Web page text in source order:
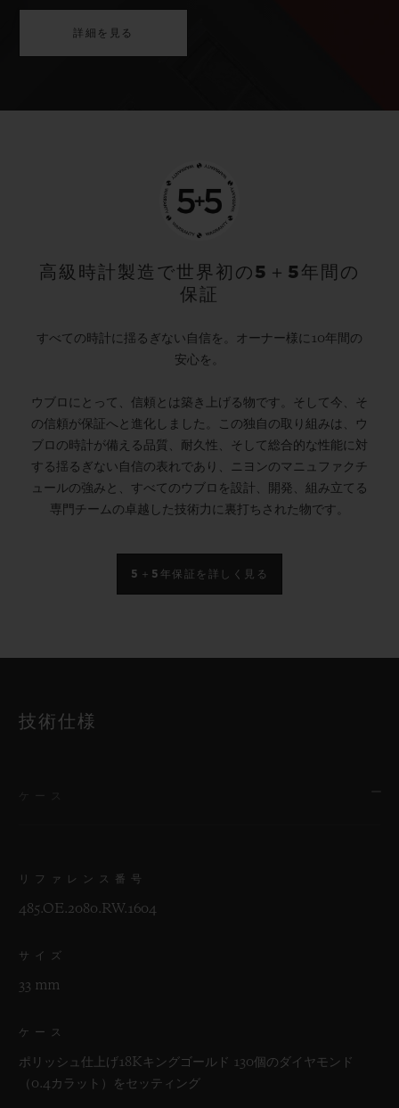
詳細を見る
高級時計製造で世界初の5＋5年間の
保証
すべての時計に揺るぎない自信を。オーナー様に10年間の
安心を。
ウブロにとって、信頼とは築き上げる物です。そして今、そ
の信頼が保証へと進化しました。この独自の取り組みは、ウ
ブロの時計が備える品質、耐久性、そして総合的な性能に対
する揺るぎない自信の表れであり、ニヨンのマニュファクチ
ュールの強みと、すべてのウブロを設計、開発、組み立てる
専門チームの卓越した技術力に裏打ちされた物です。
5＋5年保証を詳しく見る
技術仕様
リファレンス番号
485.OE.2080.RW.1604
サイズ
33 mm
ケース
ポリッシュ仕上げ18Kキングゴールド 130個のダイヤモンド
（0.4カラット）をセッティング